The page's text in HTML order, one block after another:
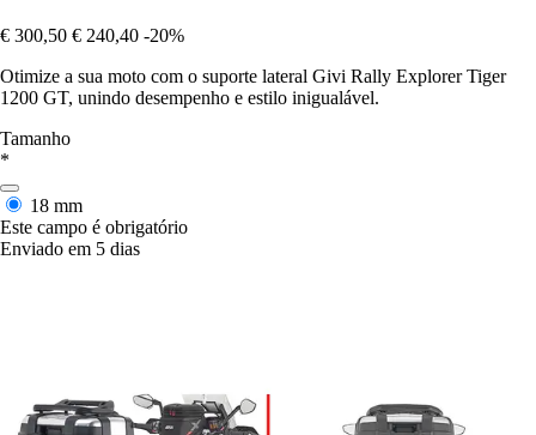
€ 300,50 € 240,40 -20%
Otimize a sua moto com o suporte lateral Givi Rally Explorer Tiger
1200 GT, unindo desempenho e estilo inigualável.
Tamanho
*
18 mm
Este campo é obrigatório
Enviado em 5 dias